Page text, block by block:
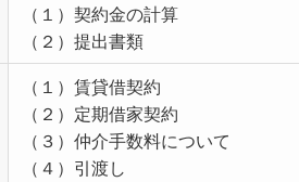
（１）契約金の計算
（２）提出書類
（１）賃貸借契約
（２）定期借家契約
（３）仲介手数料について
（４）引渡し